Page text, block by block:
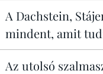
A Dachstein,
mindent, amit
Az utolsó